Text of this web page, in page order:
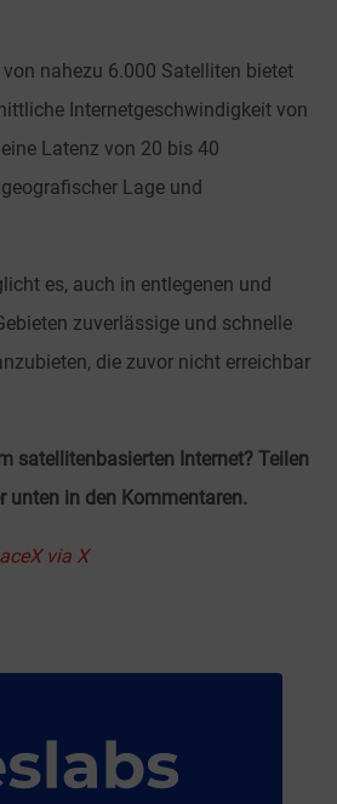
nahezu 6.000 Satelliten bietet
Internetgeschwindigkeit von
Latenz von 20 bis 40
Lage und
es, auch in entlegenen und
zuverlässige und schnelle
die zuvor nicht erreichbar
satellitenbasierten Internet? Teilen
unten in den Kommentaren.
via X